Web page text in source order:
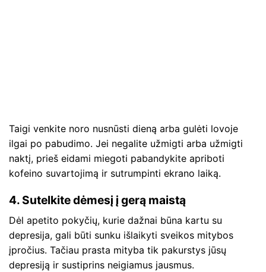
Taigi venkite noro nusnūsti dieną arba gulėti lovoje
ilgai po pabudimo. Jei negalite užmigti arba užmigti
naktį, prieš eidami miegoti pabandykite apriboti
kofeino suvartojimą ir sutrumpinti ekrano laiką.
4. Sutelkite dėmesį į gerą maistą
Dėl apetito pokyčių, kurie dažnai būna kartu su
depresija, gali būti sunku išlaikyti sveikos mitybos
įpročius. Tačiau prasta mityba tik pakurstys jūsų
depresiją ir sustiprins neigiamus jausmus.